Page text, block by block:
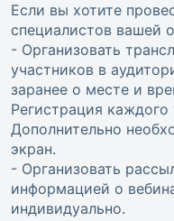
Если вы хотите
специалистов вашей
- Организовать
участников в
заранее о месте и
Регистрация каждого
Дополнительно
экран.
- Организовать
информацией о
индивидуально.